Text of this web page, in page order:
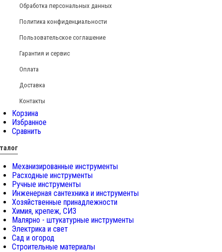
Обработка персональных данных
Политика конфиденциальности
Пользовательское соглашение
Гарантия и сервис
Оплата
Доставка
Контакты
Корзина
Избранное
Сравнить
Механизированные инструменты
Расходные инструменты
Ручные инструменты
Инженерная сантехника и инструменты
Хозяйственные принадлежности
Химия, крепеж, СИЗ
Малярно - штукатурные инструменты
Электрика и свет
Сад и огород
Строительные материалы